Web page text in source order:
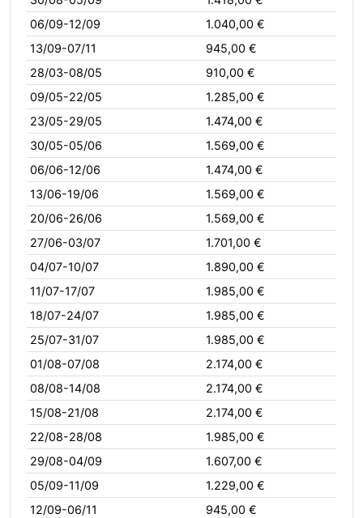
06/09-12/09
1.040,00 €
13/09-07/11
945,00 €
28/03-08/05
910,00 €
09/05-22/05
1.285,00 €
23/05-29/05
1.474,00 €
30/05-05/06
1.569,00 €
06/06-12/06
1.474,00 €
13/06-19/06
1.569,00 €
20/06-26/06
1.569,00 €
27/06-03/07
1.701,00 €
04/07-10/07
1.890,00 €
11/07-17/07
1.985,00 €
18/07-24/07
1.985,00 €
25/07-31/07
1.985,00 €
01/08-07/08
2.174,00 €
08/08-14/08
2.174,00 €
15/08-21/08
2.174,00 €
22/08-28/08
1.985,00 €
29/08-04/09
1.607,00 €
05/09-11/09
1.229,00 €
12/09-06/11
945,00 €